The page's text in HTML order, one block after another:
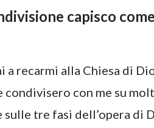
capisco
a recarmi alla Chiesa di
con me su
tre fasi dell’opera di